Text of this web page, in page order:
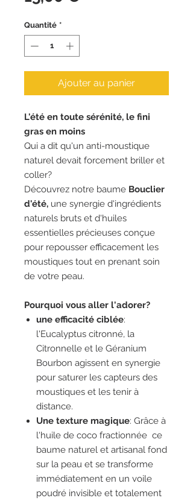
Quantité *
Ajouter au panier
L'été en toute sérénité, le fini
gras en moins
Qui a dit qu'un anti-moustique
naturel devait forcement briller et
coller?
Découvrez notre baume Bouclier
d'été, une synergie d'ingrédients
naturels bruts et d'huiles
essentielles précieuses conçue
pour repousser efficacement les
moustiques tout en prenant soin
de votre peau.
Pourquoi vous aller l'adorer?
une efficacité ciblée:
l'Eucalyptus citronné, la
Citronnelle et le Géranium
Bourbon agissent en synergie
pour saturer les capteurs des
moustiques et les tenir à
distance.
Une texture magique: Grâce à
l'huile de coco fractionnée ce
baume naturel et artisanal fond
sur la peau et se transforme
immédiatement en un voile
poudré invisible et totalement